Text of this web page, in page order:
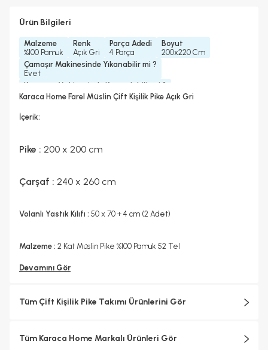
Ürün Bilgileri
Malzeme
%100 Pamuk
Renk
Açık Gri
Parça Adedi
4 Parça
Boyut
200x220 Cm
Çamaşır Makinesinde Yıkanabilir mi ?
Evet
Kurutma Makinesinde Kurutulabilir mi ?
Hayır
Hayır
Karaca Home Farel Müslin Çift Kişilik Pike Açık Gri
İçerik:
Pike : 200 x 200 cm
Çarşaf : 240 x 260 cm
Volanlı Yastık Kılıfı : 50 x 70 + 4 cm (2 Adet)
Malzeme : 2 Kat Müslin Pike %100 Pamuk 52 Tel
Devamını Gör
Tüm Çift Kişilik Pike Takımı Ürünlerini Gör
Tüm Karaca Home Markalı Ürünleri Gör